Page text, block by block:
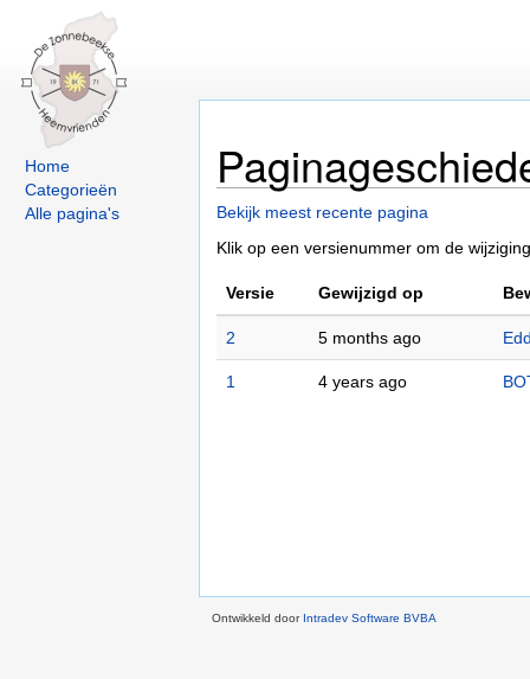
Home
Categorieën
Alle pagina's
Bekijk meest recente pagina
Klik op een versienummer om de
Versie Gewijzigd op
2 5 months ago
1 4 years ago
Ontwikkeld door Intradev Software BVBA